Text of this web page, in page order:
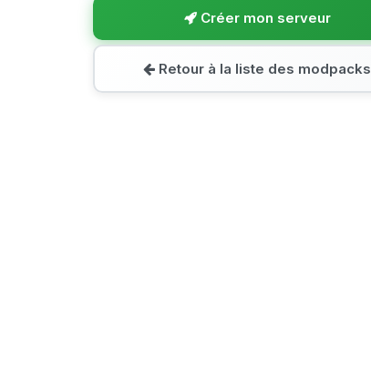
Créer mon serveur
Retour à la liste des modpacks